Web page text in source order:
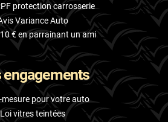
protection carrosserie
Variance Auto
€ en parrainant un ami
engagements
mesure pour votre auto
Loi vitres teintées